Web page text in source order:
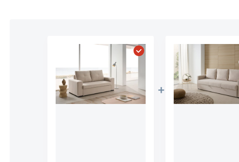
Elegir "Sofá Cama Alta